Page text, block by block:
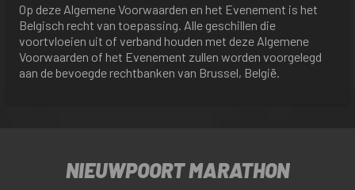
Op deze Algemene Voorwaarden en het Evenement is het
Belgisch recht van toepassing. Alle geschillen die
voortvloeien uit of verband houden met deze Algemene
Voorwaarden of het Evenement zullen worden voorgelegd
aan de bevoegde rechtbanken van Brussel, België.
NIEUWPOORT MARATHON